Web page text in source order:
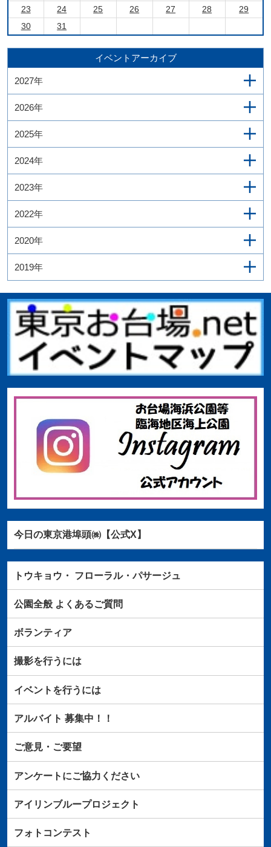
23 24 25 26 27 28
29
30
31
イベントアーカイブ
2027年
2026年
2025年
2024年
2023年
2022年
2020年
2019年
今日の東京港埠頭㈱【公式X】
トウキョウ・ フローラル・パサージュ
公園全般よくあるご質問
ボランティア
撮影を行うには
イベントを行うには
アルバイト 募集中！！
ご意見・ご要望
アンケートにご協力ください
アイリンブループロジェクト
フォトコンテスト